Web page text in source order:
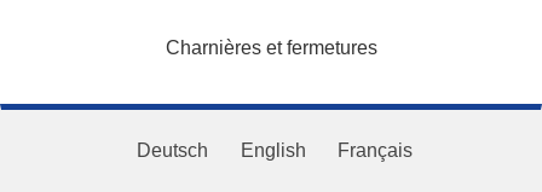
Charnières et fermetures
Deutsch English Français